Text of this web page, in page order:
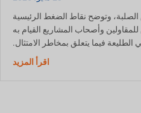
وتوضح نقاط الضغط الرئيسية
للمقاولين وأصحاب المشاريع القيام به
فيما يتعلق بمخاطر الامتثال.
اقرأ المزيدحول